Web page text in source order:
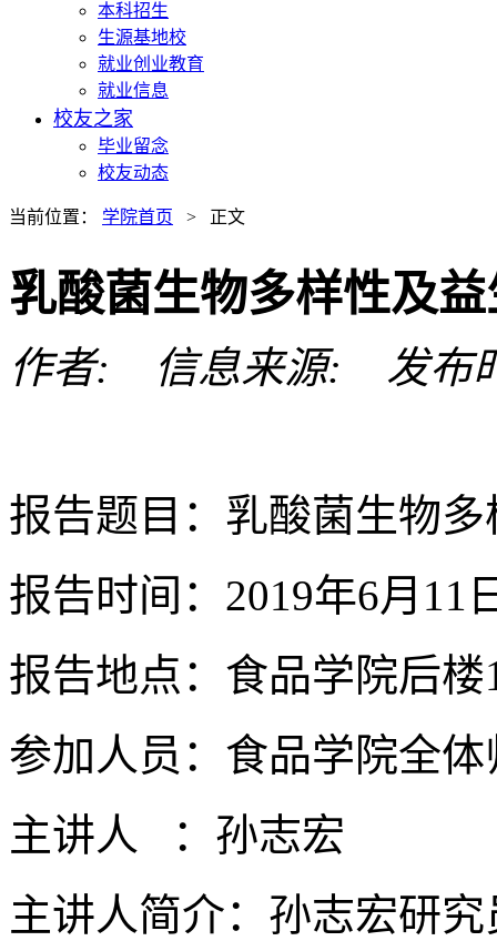
本科招生
生源基地校
就业创业教育
就业信息
校友之家
毕业留念
校友动态
当前位置： 学院首页 > 正文
乳酸菌生物多样性及
作者: 信息来源: 发布
报告题目：乳酸菌生物
报告时间：2019年6月11
报告地点：食品学院后
参加人员：食品学院全体
主讲人 ：孙志宏
主讲人简介： 孙志宏研